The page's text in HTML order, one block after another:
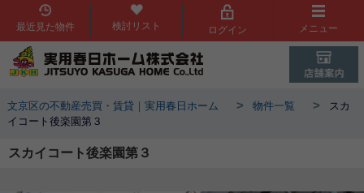
最近見た物件 検討リスト ログイン メニュー
文京区の不動産売買・賃貸｜実用春日ホーム > 物件一覧 >
スカ
イコート後楽園第３
スカイコート後楽園第３